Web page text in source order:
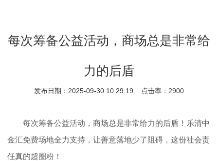
每次筹备公益活动，商场总是非常给
力的后盾
发布日期：2025-09-30 10:29:19 点击率：2900
每次筹备公益活动，商场总是非常给力的后盾！ 乐清中
金汇免费场地全力支持，让善意落地少了阻碍，这份社会责
任真的超圈粉！